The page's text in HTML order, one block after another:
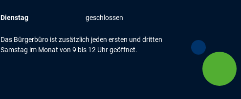
Dienstag geschlossen
Das Bürgerbüro ist zusätzlich jeden ersten und dritten
Samstag im Monat von 9 bis 12 Uhr geöffnet.